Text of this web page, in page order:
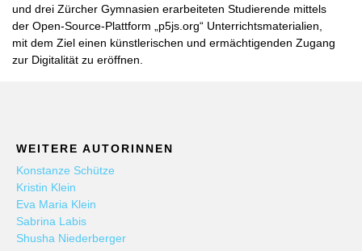
und drei Zürcher Gymnasien erarbeiteten Studierende mittels
der Open-Source-Plattform „p5js.org“ Unterrichtsmaterialien,
mit dem Ziel einen künstlerischen und ermächtigenden Zugang
zur Digitalität zu eröffnen.
WEITERE AUTORINNEN
Konstanze Schütze
Kristin Klein
Eva Maria Klein
Sabrina Labis
Shusha Niederberger